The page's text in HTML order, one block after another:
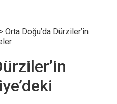
> Orta Doğu’da Dürziler’in